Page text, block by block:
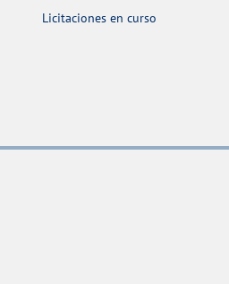
Licitaciones en curso